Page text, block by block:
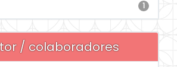
1
/ colaboradores